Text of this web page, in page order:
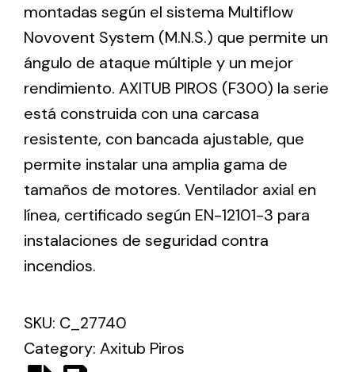
The incorporation of Novovent into the group
meant a greater offer of ventilation products for
different uses
Iluminación Solar
de necesidades.
Solar lighting
Variety of solar solutions for all kinds of needs.
montadas según el sistema Multiflow
Novovent System (M.N.S.) que permite un
ángulo de ataque múltiple y un mejor
rendimiento. AXITUB PIROS (F300) la serie
está construida con una carcasa
resistente, con bancada ajustable, que
permite instalar una amplia gama de
tamaños de motores. Ventilador axial en
línea, certificado según EN-12101-3 para
instalaciones de seguridad contra
incendios.
SKU: C_27740
Category: Axitub Piros